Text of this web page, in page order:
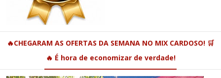
🔥CHEGARAM AS OFERTAS DA SEMANA NO MIX CARDOSO! 🛒
🔥 É hora de economizar de verdade!